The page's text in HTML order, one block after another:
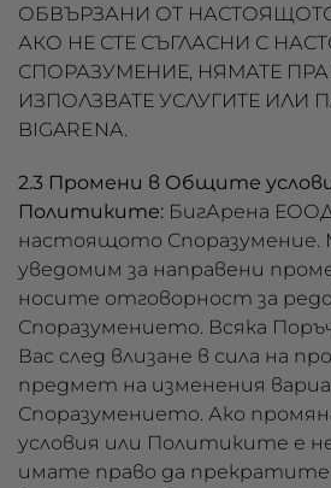
ОБВЪРЗАНИ ОТ
АКО НЕ СТЕ СЪГЛАСНИ С
СПОРАЗУМЕНИЕ, НЯМАТЕ
ИЗПОЛЗВАТЕ УСЛУГИТЕ ИЛИ
BIGARENA.
2.3 Промени в Общите
Политиките: БигАрена
настоящото Споразумение.
уведомим за направени
носите отговорност за
Споразумението. Всяка
Вас след влизане в сила на
предмет на изменения
Споразумението. Ако
условия или Политиките е
имате право да